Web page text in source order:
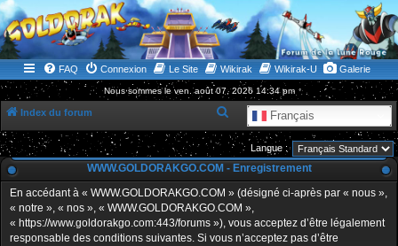
WWW.GOLDORAKGO.COM
le site de la Lune Rouge
FAQ Connexion Le Site Wikirak Wikirak-U Galerie
Nous sommes le ven. août 07, 2026 14:34 pm
Index du forum Français
e
c
h
e
c
Langue :
WWW.GOLDORAKGO.COM - Enregistrement
En accédant à « WWW.GOLDORAKGO.COM » (désigné ci-après par « nous »,
« notre », « nos », « WWW.GOLDORAKGO.COM »,
« https://www.goldorakgo.com:443/forums »), vous acceptez d’être légalement
responsable des conditions suivantes. Si vous n’acceptez pas d’être